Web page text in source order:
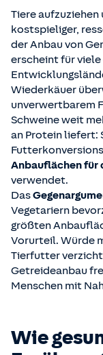
Tiere
kostspieliger,
der Anbau von
erscheint für viele
Wiederkäuer
unverwertbarem
Schweine weit
an Protein liefert:
Anbauflächen
verwendet.
Das
Vegetariern
größten
Vorurteil. Würde
Tierfutter
Getreideanbau
Menschen mit
Wie